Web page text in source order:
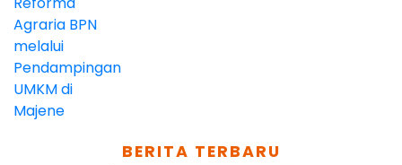
BERITA TERBARU